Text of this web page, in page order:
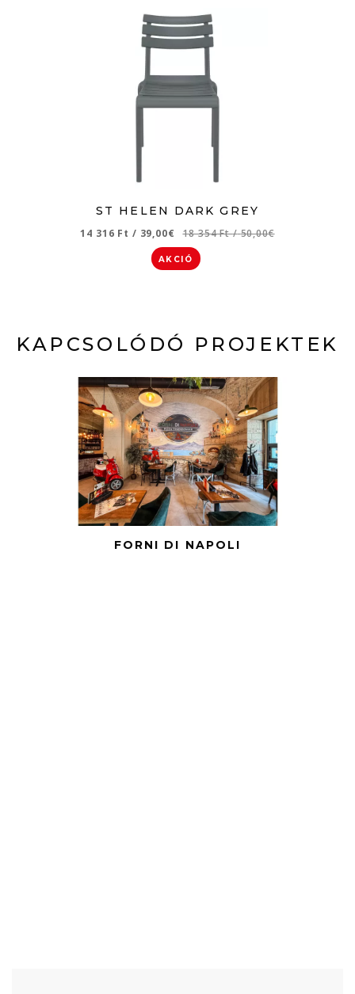
ST HELEN DARK GREY
14 316 Ft / 39,00€ 18 354 Ft/ 50,00€
AKCIÓ
KAPCSOLÓDÓ PROJEKTEK
FORNI DI NAPOLI